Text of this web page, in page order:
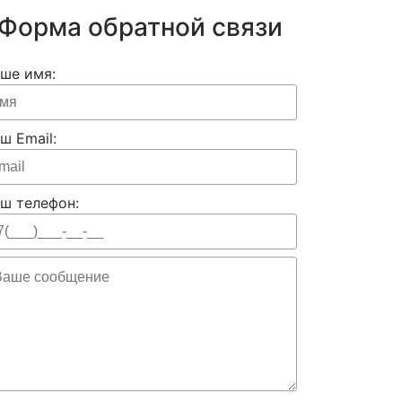
обратной связи
имя:
Email:
телефон: